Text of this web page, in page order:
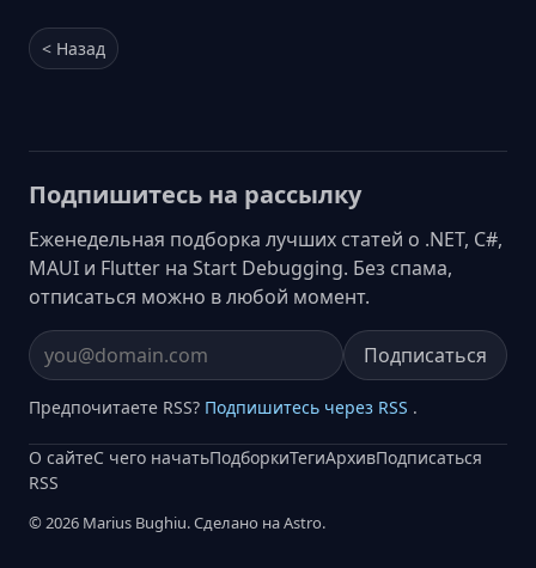
< Назад
Подпишитесь на рассылку
Еженедельная подборка лучших статей о .NET, C#,
MAUI и Flutter на Start Debugging. Без спама,
отписаться можно в любой момент.
Email address Подписаться
Предпочитаете RSS? Подпишитесь через RSS .
О сайтеС чего начатьПодборкиТегиАрхивПодписаться
RSS
© 2026 Marius Bughiu. Сделано на Astro.